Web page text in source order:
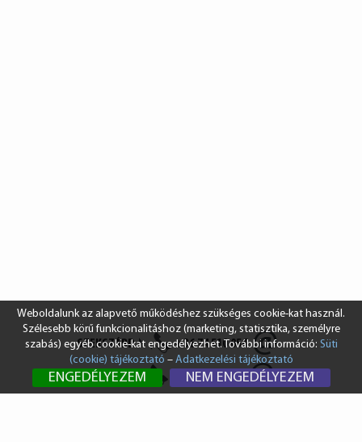
SZEKSZÁRD +36 74 510 054
info@vendi.hu
BUDAPEST +36 1 431 8687
Weboldalunk az alapvető működéshez szükséges cookie-kat használ.
Szélesebb körű funkcionalitáshoz (marketing, statisztika, személyre
szabás) egyéb cookie-kat engedélyezhet. További információ: Süti
(cookie) tájékoztató – Adatkezelési tájékoztató
ENGEDÉLYEZEM NEM ENGEDÉLYEZEM